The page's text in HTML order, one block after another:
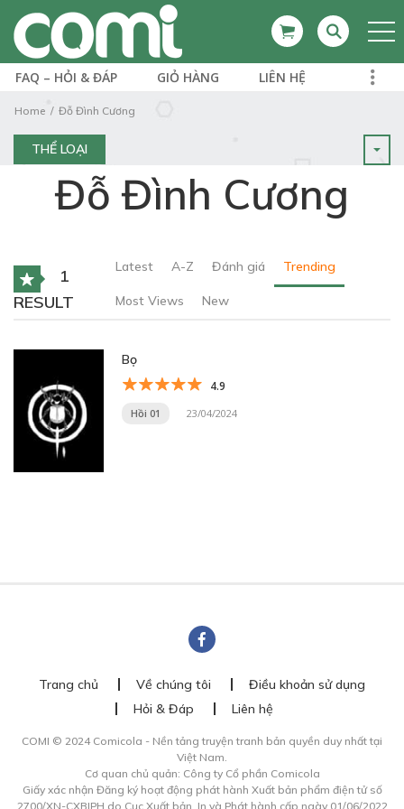
FAQ – HỎI & ĐÁP GIỎ HÀNG LIÊN HỆ
Home Đỗ Đình Cương
THỂ LOẠI
Đỗ Đình Cương
1
RESULT
Latest A-Z Đánh giá Trending
Most Views New
Bọ
4.9
Hồi 01 23/04/2024
Trang chủ Về chúng tôi
Điều khoản sử dụng
Hỏi & Đáp
Liên hệ
COMI © 2024 Comicola - Nền tảng truyện tranh bản quyền duy nhất tại
Việt Nam.
Cơ quan chủ quản: Công ty Cổ phần Comicola
Giấy xác nhận Đăng ký hoạt động phát hành Xuất bản phẩm điện tử số
2700/XN-CXBIPH do Cục Xuất bản, In và Phát hành cấp ngày 01/06/2022